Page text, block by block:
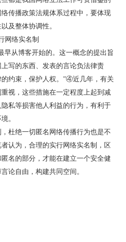
传播政策法规体系过程中，要体现
及整体协调性。
络实名制
从博客开始的。这一概念的提出旨
写的东西、发表的言论负法律责
约束，保护人权。”④近几年，有关
视，这些措施在一定程度上起到减
私等损害他人利益的行为，有利于
。
绝一切匿名网络传播行为也是不
认为，合理的实行网络实名制，区
名的部分，才能在建立一个安全健
论自由，构建共同空间。